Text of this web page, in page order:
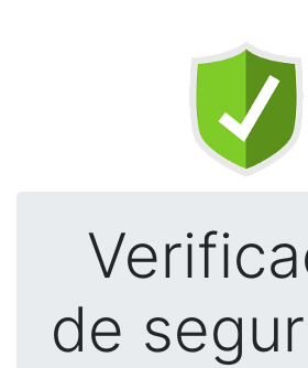
de